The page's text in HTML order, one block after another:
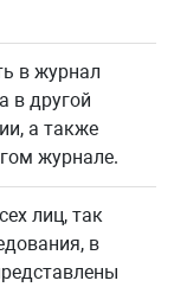
в журнал
в другой
а также
журнале.
лиц, так
в